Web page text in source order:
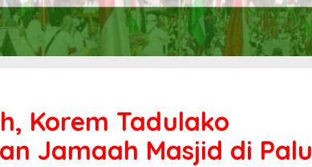
Korem Tadulako
Jamaah Masjid di Palu